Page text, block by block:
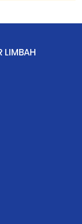
LIMBAH